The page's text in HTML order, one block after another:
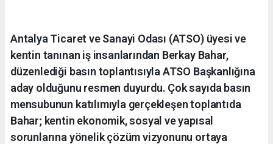
Antalya Ticaret ve Sanayi Odası (ATSO) üyesi ve
kentin tanınan iş insanlarından Berkay Bahar,
düzenlediği basın toplantısıyla ATSO Başkanlığına
aday olduğunu resmen duyurdu. Çok sayıda basın
mensubunun katılımıyla gerçekleşen toplantıda
Bahar; kentin ekonomik, sosyal ve yapısal
sorunlarına yönelik çözüm vizyonunu ortaya